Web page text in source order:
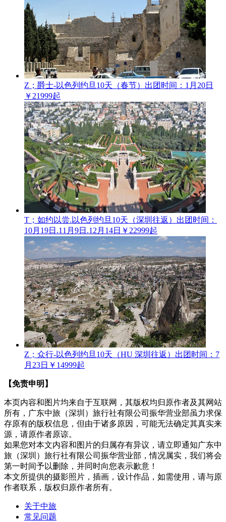
Z；爵士-以色列约旦10天（春节） 出团时间：1月20日
￥21999起
T；如约以尝.以色列约旦10天（深圳往返） 出团时间：
10月19日.11月9日.12月14日 ￥22999起
Z；众行-以色列约旦10天（HU 深圳往返） 出团时间：7
月23日 ￥14999起
【免责申明】
本页内容和图片均来自于互联网，其版权均归原作者及其网站
所有，广东中旅（深圳）旅行社有限公司振华营业部虽力求保
存原有的版权信息，但由于诸多原因，可能无法确定其真实来
源，请原作者原谅。
如果您对本文内容和图片的归属存有异议，请立即通知广东中
旅（深圳）旅行社有限公司振华营业部，情况属实，我们将会
第一时间予以删除，并同时向您表示歉意！
本文所提供的摄影照片，插画，设计作品，如需使用，请与原
作者联系，版权归原作者所有。
关于中旅
常见问题